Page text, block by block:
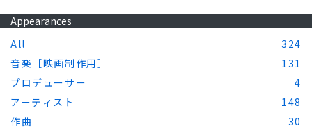
Appearances
All
324
音楽［映画制作用］
131
プロデューサー
4
アーティスト
148
作曲
30